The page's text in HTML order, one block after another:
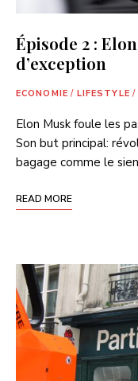
Épisode 2 :
d’exception
ECONOMIE / LIFESTYLE /
Elon Musk foule les
Son but principal:
bagage comme le
READ MORE